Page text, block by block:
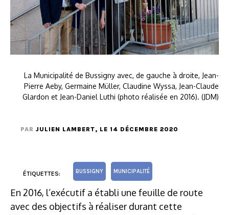
La Municipalité de Bussigny avec, de gauche à droite, Jean-
Pierre Aeby, Germaine Müller, Claudine Wyssa, Jean-Claude
Glardon et Jean-Daniel Luthi (photo réalisée en 2016). (JDM)
PAR JULIEN LAMBERT, LE 14 DÉCEMBRE 2020
ÉTIQUETTES: BUSSIGNY MUNICIPALITÉ
En 2016, l’exécutif a établi une feuille de route
avec des objectifs à réaliser durant cette